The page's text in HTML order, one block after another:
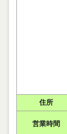
住所
営業時間